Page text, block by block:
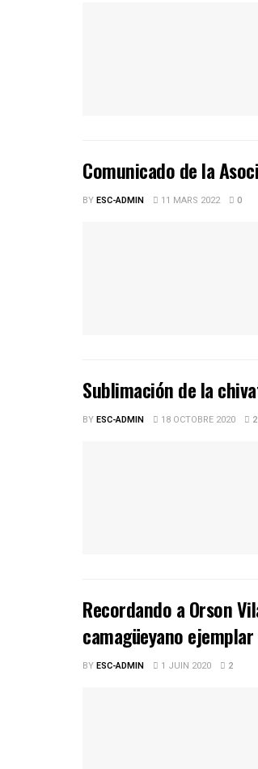
Comunicado de la
BYESC-ADMIN 11 MARS 2022 0
Sublimación de la
BYESC-ADMIN 18 OCTOBRE 2020 2
Recordando a Orson
camagüeyano ejemplar
BYESC-ADMIN 1 JUIN 2020 2